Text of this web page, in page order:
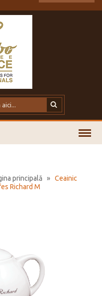
principală » Ceainic
Richard M